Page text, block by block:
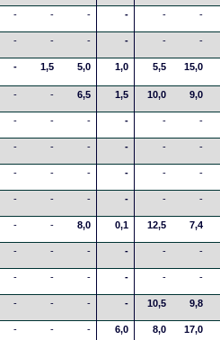
- - - - - -
- - - - - -
- 1,5 5,0 1,0 5,5 15,0
- - 6,5 1,5 10,0 9,0
- - - - - -
- - - - - -
- - - - - -
- - - - - -
- - 8,0 0,1 12,5 7,4
- - - - - -
- - - - - -
- - - - 10,5 9,8
- - - 6,0 8,0 17,0